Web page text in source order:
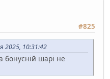
#825
10:31:42
бонусній шарі не